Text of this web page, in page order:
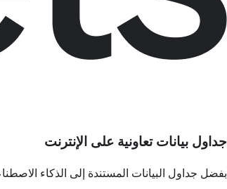
جداول بيانات تعاونية على الإنترنت
بفضل جداول البيانات المستندة إلى الذكاء